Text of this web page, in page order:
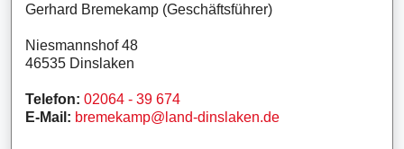
Gerhard Bremekamp (Geschäftsführer)
Niesmannshof 48
46535 Dinslaken
Telefon: 02064 - 39 674
E-Mail: bremekamp@land-dinslaken.de